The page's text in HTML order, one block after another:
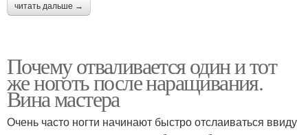
читать дальше →
Почему отваливается один и тот
же ноготь после наращивания.
Вина мастера
Очень часто ногти начинают быстро отслаиваться ввиду